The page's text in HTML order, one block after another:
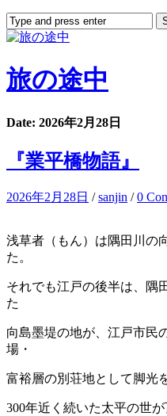
旅の途中
Date: 2026年2月28日
『業平橋物語』
2026年2月28日 /sanjin /0
浅草者（もん）は隅田川
た。
それでも江戸の後半は、隅
た
向島墨堤の地が、江戸市民
場・
富裕層の別荘地として脚光
300年近く続いた太平の世